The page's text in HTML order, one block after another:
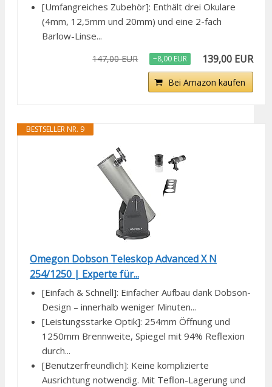
[Umfangreiches Zubehör]: Enthält drei Okulare
(4mm, 12,5mm und 20mm) und eine 2-fach
Barlow-Linse...
147,00 EUR −8,00 EUR 139,00 EUR
Bei Amazon kaufen
BESTSELLER NR. 9
Omegon Dobson Teleskop Advanced X N
254/1250 | Experte für...
[Einfach & Schnell]: Einfacher Aufbau dank Dobson-
Design – innerhalb weniger Minuten...
[Leistungsstarke Optik]: 254mm Öffnung und
1250mm Brennweite, Spiegel mit 94% Reflexion
durch...
[Benutzerfreundlich]: Keine komplizierte
Ausrichtung notwendig. Mit Teflon-Lagerung und